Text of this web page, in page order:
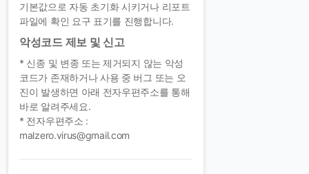
기본값으로 자동 초기화 시키거나 리포트
파일에 확인 요구 표기를 진행합니다.
악성코드 제보 및 신고
* 신종 및 변종 또는 제거되지 않는 악성
코드가 존재하거나 사용 중 버그 또는 오
진이 발생하면 아래 전자우편주소를 통해
바로 알려주세요.
* 전자우편주소 :
malzero.virus@gmail.com